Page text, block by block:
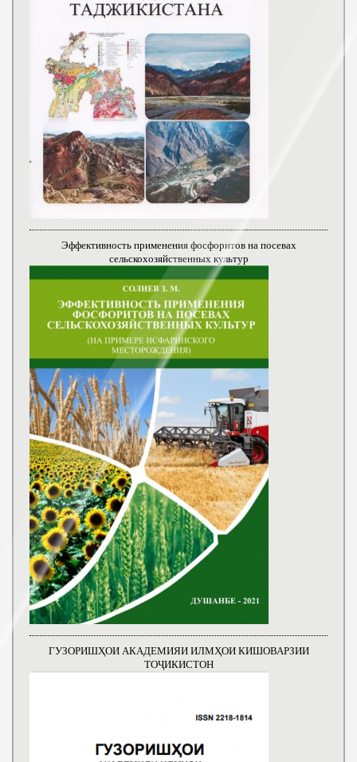
Эффективность применения фосфоритов на посевах
сельскохозяйственных культур
ГУЗОРИШҲОИ АКАДЕМИЯИ ИЛМҲОИ КИШОВАРЗИИ
ТОҶИКИСТОН